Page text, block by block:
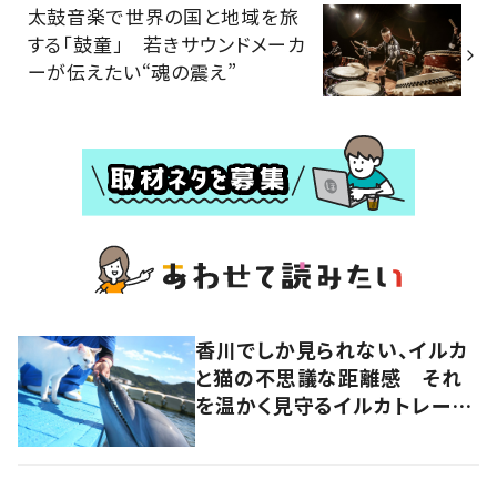
太鼓音楽で世界の国と地域を旅
する「鼓童」 若きサウンドメーカ
ーが伝えたい“魂の震え”
香川でしか見られない、イルカ
と猫の不思議な距離感 それ
を温かく見守るイルカトレーナ